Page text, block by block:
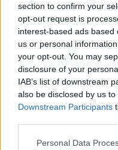
section to confirm your
opt-out request is
interest-based ads
us or personal
your opt-out. You may
disclosure of your
IAB’s list of downstream
also be disclosed by us
Downstream Participants
Personal Data
GoNzCiD
Publicado28 de
Que yo sepa los frenos, a
algunos A6 de la época
menos.